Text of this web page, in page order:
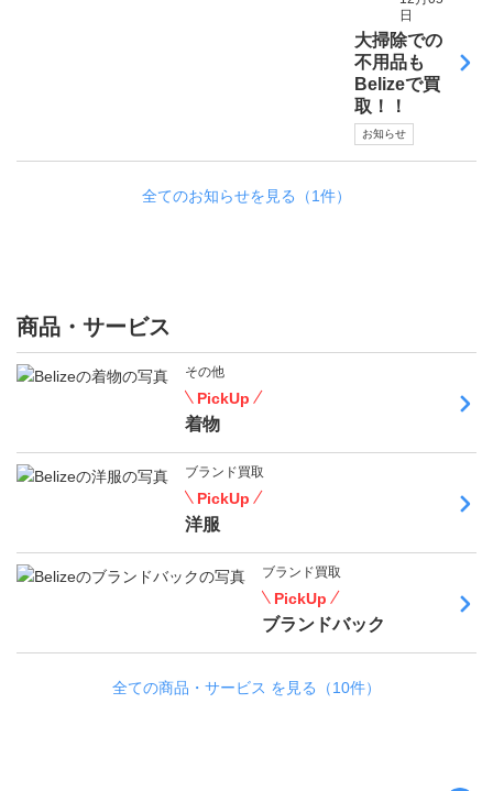
日
大掃除での
不用品も
Belizeで買
取！！
お知らせ
全てのお知らせを見る（1件）
商品・サービス
その他
PickUp
着物
ブランド買取
PickUp
洋服
ブランド買取
PickUp
ブランドバック
全ての商品・サービス を見る（10件）